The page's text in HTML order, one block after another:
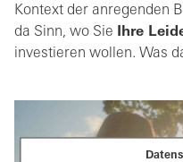
Kontext der anregenden
da Sinn, wo Sie
Ihre
investieren wollen. Was